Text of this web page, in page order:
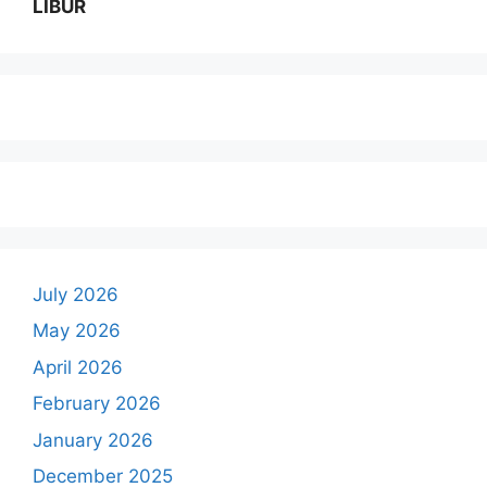
LIBUR
July 2026
May 2026
April 2026
February 2026
January 2026
December 2025